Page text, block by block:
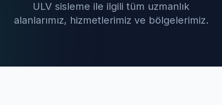
ULV sisleme ile ilgili tüm uzmanlık
alanlarımız, hizmetlerimiz ve bölgelerimiz.